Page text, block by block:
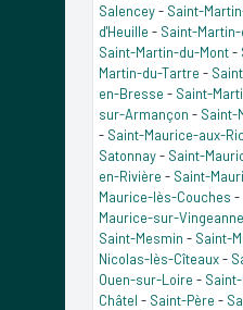
Salencey- Saint-
d'Heuille - Saint-Martin-
Saint-Martin-du-Mont-
Martin-du-Tartre -
en-Bresse - Saint-
sur-Armançon - Saint-
- Saint-Maurice-aux-
Satonnay- Saint-
en-Rivière - Saint-
Maurice-lès-Couches -
Maurice-sur-Vingeanne
Saint-Mesmin - Saint-
Nicolas-lès-Cîteaux-
Ouen-sur-Loire -
Châtel - Saint-Père -